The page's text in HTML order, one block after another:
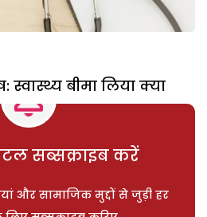
बीमा लिया क्या
सब्सक्राइब करें
और सामाजिक मुद्दों से जुड़ी हर